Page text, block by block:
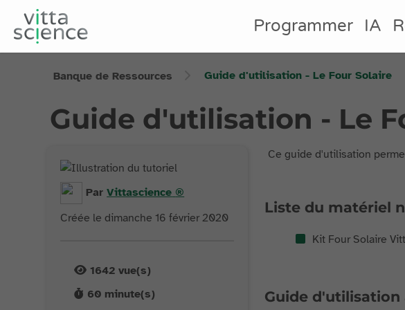
Programmer IA
Banque de Ressources Guide d'utilisation - Le Four Solaire
Guide d'utilisation - Le
ParVittascience ®
Créée le dimanche 16 février 2020
1642 vue(s)
60 minute(s)
Ce guide d'utilisation
Liste du matériel
Kit Four Solaire
Guide d'utilisation